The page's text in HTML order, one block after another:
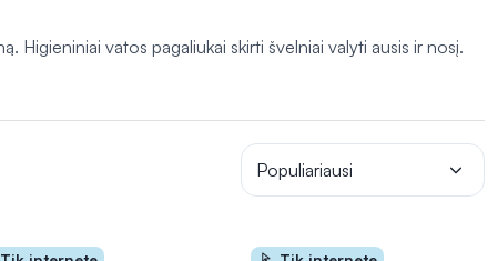
Higieniniai vatos pagaliukai skirti švelniai valyti ausis ir nosį.
kad nagai būtų tvarkingi ir švarūs.
Populiariausi